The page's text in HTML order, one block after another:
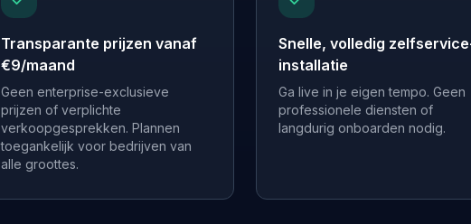
Transparante prijzen vanaf
€9/maand
Geen enterprise-exclusieve
prijzen of verplichte
verkoopgesprekken. Plannen
toegankelijk voor bedrijven van
alle groottes.
Snelle, volledig
installatie
Ga live in je eigen tempo. Geen
professionele diensten of
langdurig onboarden nodig.